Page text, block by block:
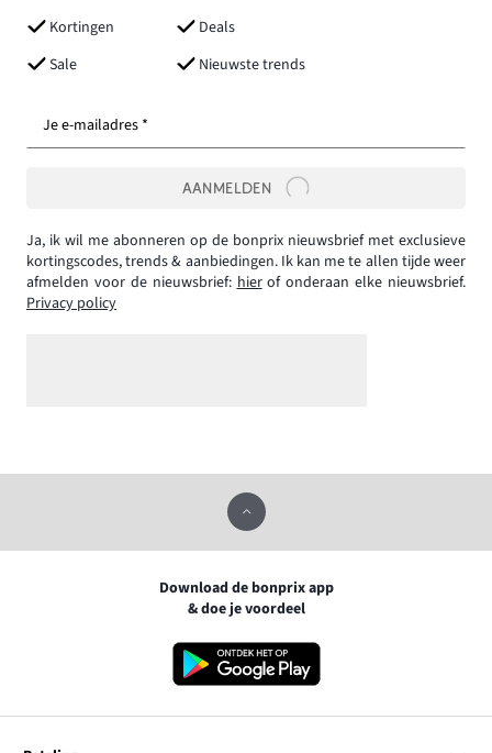
Kortingen
Deals
Sale
Nieuwste trends
Je e-mailadres *
AANMELDEN
Ja, ik wil me abonneren op de bonprix nieuwsbrief met exclusieve
kortingscodes, trends & aanbiedingen. Ik kan me te allen tijde weer
afmelden voor de nieuwsbrief:hierof onderaan elke nieuwsbrief.
Privacy policy
Download de bonprix app
& doe je voordeel